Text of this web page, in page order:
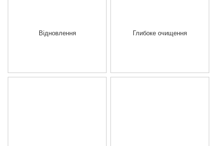
Відновлення Глибоке очищення